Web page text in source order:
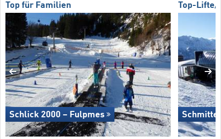
Top für Familien
Schlick 2000 – Fulpmes
Top-Lifte/